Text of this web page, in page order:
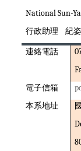
National Sun-
行政助理 紀
連絡電話
電子信箱
本系地址